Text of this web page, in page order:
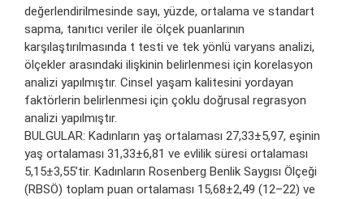
değerlendirilmesinde sayı, yüzde, ortalama ve standart
sapma, tanıtıcı veriler ile ölçek puanlarının
karşılaştırılmasında t testi ve tek yönlü varyans analizi,
ölçekler arasındaki ilişkinin belirlenmesi için korelasyon
analizi yapılmıştır. Cinsel yaşam kalitesini yordayan
faktörlerin belirlenmesi için çoklu doğrusal regrasyon
analizi yapılmıştır.
BULGULAR: Kadınların yaş ortalaması 27,33±5,97, eşinin
yaş ortalaması 31,33±6,81 ve evlilik süresi ortalaması
5,15±3,55’tir. Kadınların Rosenberg Benlik Saygısı Ölçeği
(RBSÖ) toplam puan ortalaması 15,68±2,49 (12–22) ve